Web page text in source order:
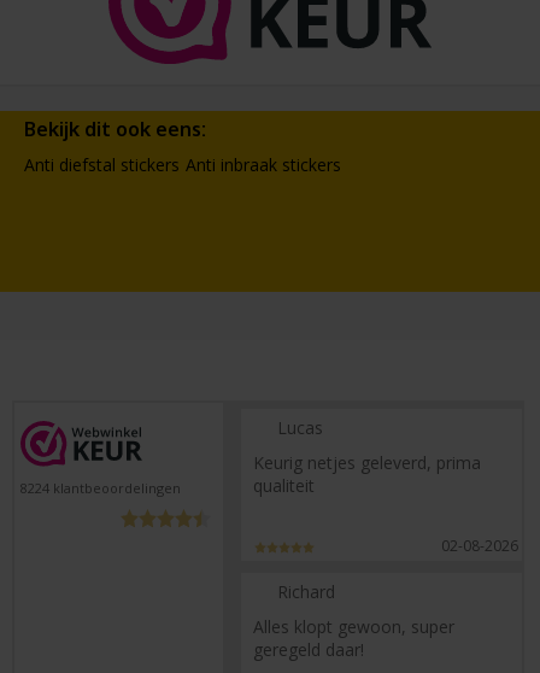
Bekijk dit ook eens:
Anti diefstal stickers Anti inbraak stickers
8224 klantbeoordelingen
Lucas
Keurig netjes geleverd, prima
qualiteit
02-08-2026
Richard
Alles klopt gewoon, super
geregeld daar!